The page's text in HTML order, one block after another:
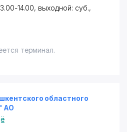
14.00, выходной: суб.,
терминал.
областного
АО